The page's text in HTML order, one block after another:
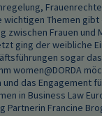
wichtigen Themen
zwischen Frauen und
ging der weibliche
sogar
women@DORDA
das Engagement
in Business Law
Partnerin Francine